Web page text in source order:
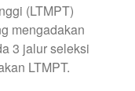
(LTMPT)
mengadakan
3 jalur seleksi
LTMPT.